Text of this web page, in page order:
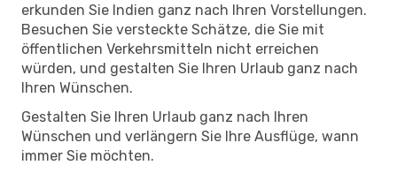
erkunden Sie Indien ganz nach Ihren Vorstellungen.
Besuchen Sie versteckte Schätze, die Sie mit
öffentlichen Verkehrsmitteln nicht erreichen
würden, und gestalten Sie Ihren Urlaub ganz nach
Ihren Wünschen.
Gestalten Sie Ihren Urlaub ganz nach Ihren
Wünschen und verlängern Sie Ihre Ausflüge, wann
immer Sie möchten.